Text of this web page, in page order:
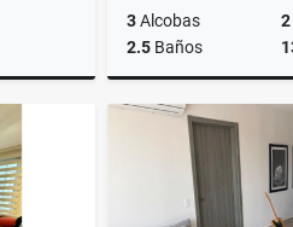
3Alcobas 2
2.5 Baños